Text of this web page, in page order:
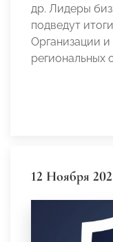
др. Лидеры
подведут
Организации и
региональных
12 Ноября